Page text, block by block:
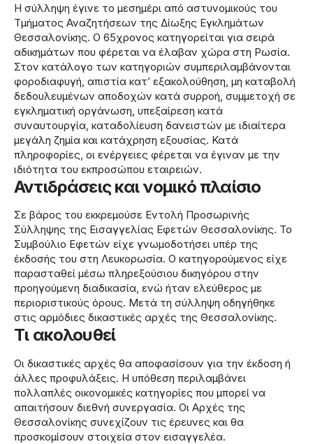
Η σύλληψη έγινε το μεσημέρι από αστυνομικούς του
Τμήματος Αναζητήσεων της Δίωξης Εγκλημάτων
Θεσσαλονίκης. Ο 65χρονος κατηγορείται για σειρά
αδικημάτων που φέρεται να έλαβαν χώρα στη Ρωσία.
Στον κατάλογο των κατηγοριών συμπεριλαμβάνονται
φοροδιαφυγή, απιστία κατ’ εξακολούθηση, μη καταβολή
δεδουλευμένων αποδοχών κατά συρροή, συμμετοχή σε
εγκληματική οργάνωση, υπεξαίρεση κατά
συναυτουργία, καταδολίευση δανειστών με ιδιαίτερα
μεγάλη ζημία και κατάχρηση εξουσίας. Κατά
πληροφορίες, οι ενέργειες φέρεται να έγιναν με την
ιδιότητα του εκπροσώπου εταιρειών.
Αντιδράσεις και νομικό πλαίσιο
Σε βάρος του εκκρεμούσε Εντολή Προσωρινής
Σύλληψης της Εισαγγελίας Εφετών Θεσσαλονίκης. Το
Συμβούλιο Εφετών είχε γνωμοδοτήσει υπέρ της
έκδοσής του στη Λευκορωσία. Ο κατηγορούμενος είχε
παρασταθεί μέσω πληρεξούσιου δικηγόρου στην
προηγούμενη διαδικασία, ενώ ήταν ελεύθερος με
περιοριστικούς όρους. Μετά τη σύλληψη οδηγήθηκε
στις αρμόδιες δικαστικές αρχές της Θεσσαλονίκης.
Τι ακολουθεί
Οι δικαστικές αρχές θα αποφασίσουν για την έκδοση ή
άλλες προφυλάξεις. Η υπόθεση περιλαμβάνει
πολλαπλές οικονομικές κατηγορίες που μπορεί να
απαιτήσουν διεθνή συνεργασία. Οι Αρχές της
Θεσσαλονίκης συνεχίζουν τις έρευνες και θα
προσκομίσουν στοιχεία στον εισαγγελέα.